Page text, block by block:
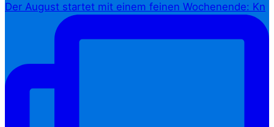
Der August startet mit einem feinen Wochenende: Kn